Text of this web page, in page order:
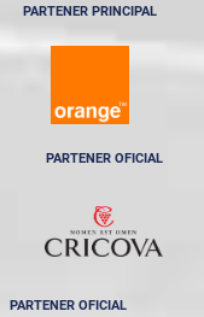
PARTENER PRINCIPAL
PARTENER OFICIAL
PARTENER OFICIAL